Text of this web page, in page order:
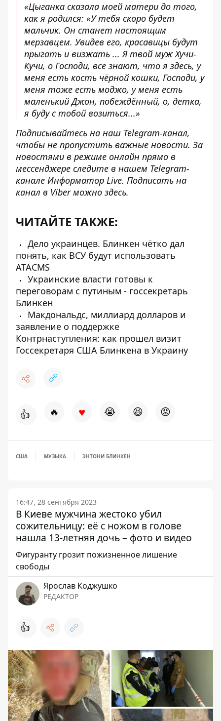
«Цыганка сказала моей матери до того,
как я родился: «У тебя скоро будет
мальчик. Он станет настоящим
мерзавцем. Увидев его, красавицы будут
прыгать и визжать ... Я твой муж Хучи-
Кучи, о Господи, все знают, что я здесь, у
меня есть кость чёрной кошки, Господи, у
меня тоже есть моджо, у меня есть
маленький Джон, побеждённый, о, детка,
я буду с тобой возиться...»
Подписывайтесь на наш Telegram-канал,
чтобы не пропустить важные новости. За
новостями в режиме онлайн прямо в
мессенджере следите в нашем Telegram-
канале Информатор Live. Подписать на
канал в Viber можно здесь.
ЧИТАЙТЕ ТАКЖЕ:
Дело украинцев. Блинкен чётко дал
понять, как ВСУ будут использовать
ATACMS
Украинские власти готовы к
переговорам с путиным - госсекретарь
Блинкен
Макдональдс, миллиард долларов и
заявление о поддержке
Контрнаступления: как прошел визит
Госсекретаря США Блинкена в Украину
👍 🔥 ♥ 😭 😆 😡
США МУЗЫКА ЭНТОНИ БЛИНКЕН
16:47, 28 сентября 2023
В Киеве мужчина жестоко убил
сожительницу: её с ножом в голове
нашла 13-летняя дочь – фото и видео
Фигуранту грозит пожизненное лишение
свободы
Ярослав Коджушко
РЕДАКТОР
👍